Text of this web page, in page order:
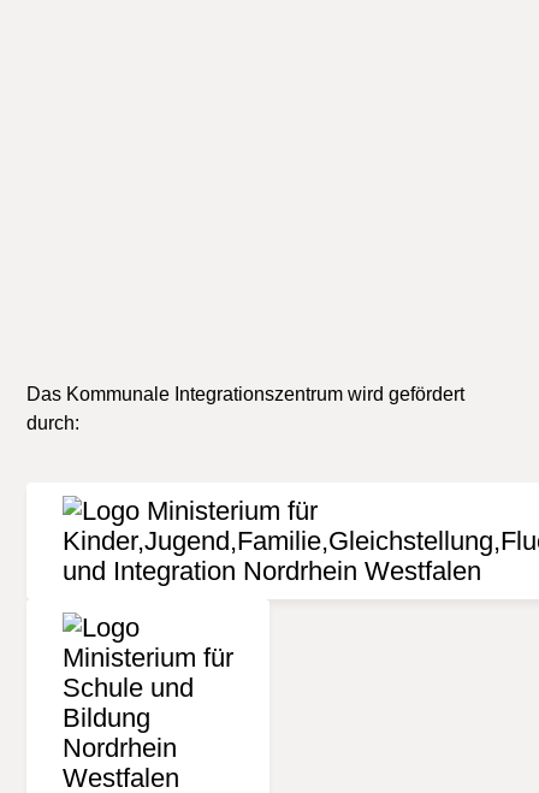
Das Kommunale Integrationszentrum wird gefördert
durch: